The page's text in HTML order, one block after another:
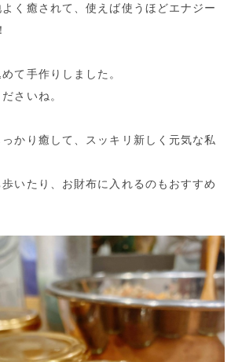
く癒されて、使えば使うほどエナジー
て手作りしました。
さいね。
かり癒して、スッキリ新しく元気な私
いたり、お財布に入れるのもおすすめ